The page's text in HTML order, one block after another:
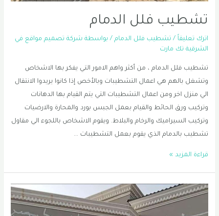
تشطيب فلل الدمام
اترك تعليقاً / تشطيب فلل الدمام / بواسطة شركة تصميم مواقع في
الشرقية تك مارت
تشطيب فلل الدمام ، من أكثر واهم الامور التي يفكر بها الاشخاص
وتشغل بالهم هي اعمال التشطيبات وبالأخص إذا كانوا يريدوا الانتقال
الي منزل اخر ومن اعمال التشطيبات التي يتم القيام بها الدهانات
وتركيب ورق الحائط والقيام بعمل الجبس بورد والمحارة والارضيات
وتركيب السيراميك والرخام والبلاط. ويقوم الاشخاص باللجوء الي مقاول
تشطيب بالدمام الذي يقوم بعمل التشطيبات …
تشطيب
قراءة المزيد »